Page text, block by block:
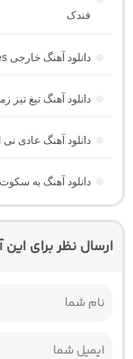
فندک
دانلود آهنگ خارجی Memories از DUORUSH “هوش مصنوعی ترند اینستا”
دانلود آهنگ تیغ
دانلود آهنگ عادی
دانلود آهنگ به
ارسال نظر برای